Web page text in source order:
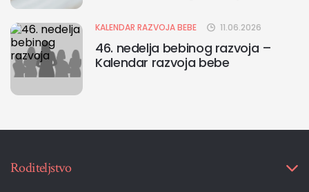
KALENDAR RAZVOJA BEBE 11.06.2026
46. nedelja bebinog razvoja –
Kalendar razvoja bebe
Roditeljstvo